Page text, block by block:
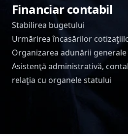
Asistenţă administrativă,
relaţia cu organele statului
Organizarea adunării generale
Urmărirea încasărilor
Stabilirea bugetului
Financiar contabil